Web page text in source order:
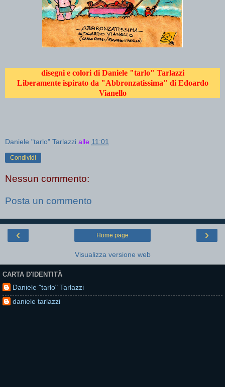
disegni e colori di Daniele "tarlo" Tarlazzi
Liberamente ispirato da "Abbronzatissima" di Edoardo
Vianello
Daniele "tarlo" Tarlazzi alle 11:01
Condividi
Nessun commento:
Posta un commento
‹ ›
Home page
Visualizza versione web
CARTA D'IDENTITÀ
Daniele "tarlo" Tarlazzi
daniele tarlazzi